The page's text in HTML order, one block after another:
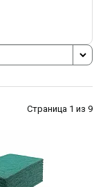
Страница 1 из 9